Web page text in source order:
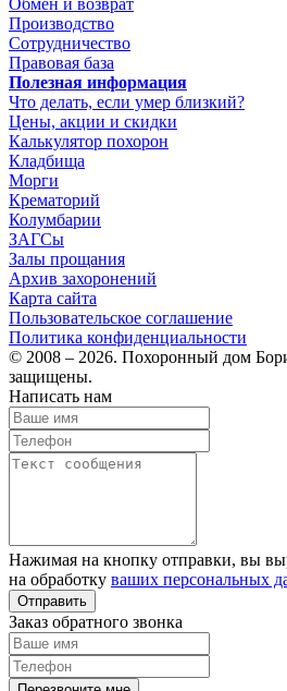
Производство
Сотрудничество
Правовая база
Полезная информация
Что делать, если умер близкий?
Цены, акции и скидки
Калькулятор похорон
Кладбища
Морги
Крематорий
Колумбарии
ЗАГСы
Залы прощания
Архив захоронений
Карта сайта
Пользовательское соглашение
Политика конфиденциальности
© 2008 – 2026. Похоронный дом
защищены.
Написать нам
Нажимая на кнопку отправки, вы
на обработку ваших персональных
Отправить
Заказ обратного звонка